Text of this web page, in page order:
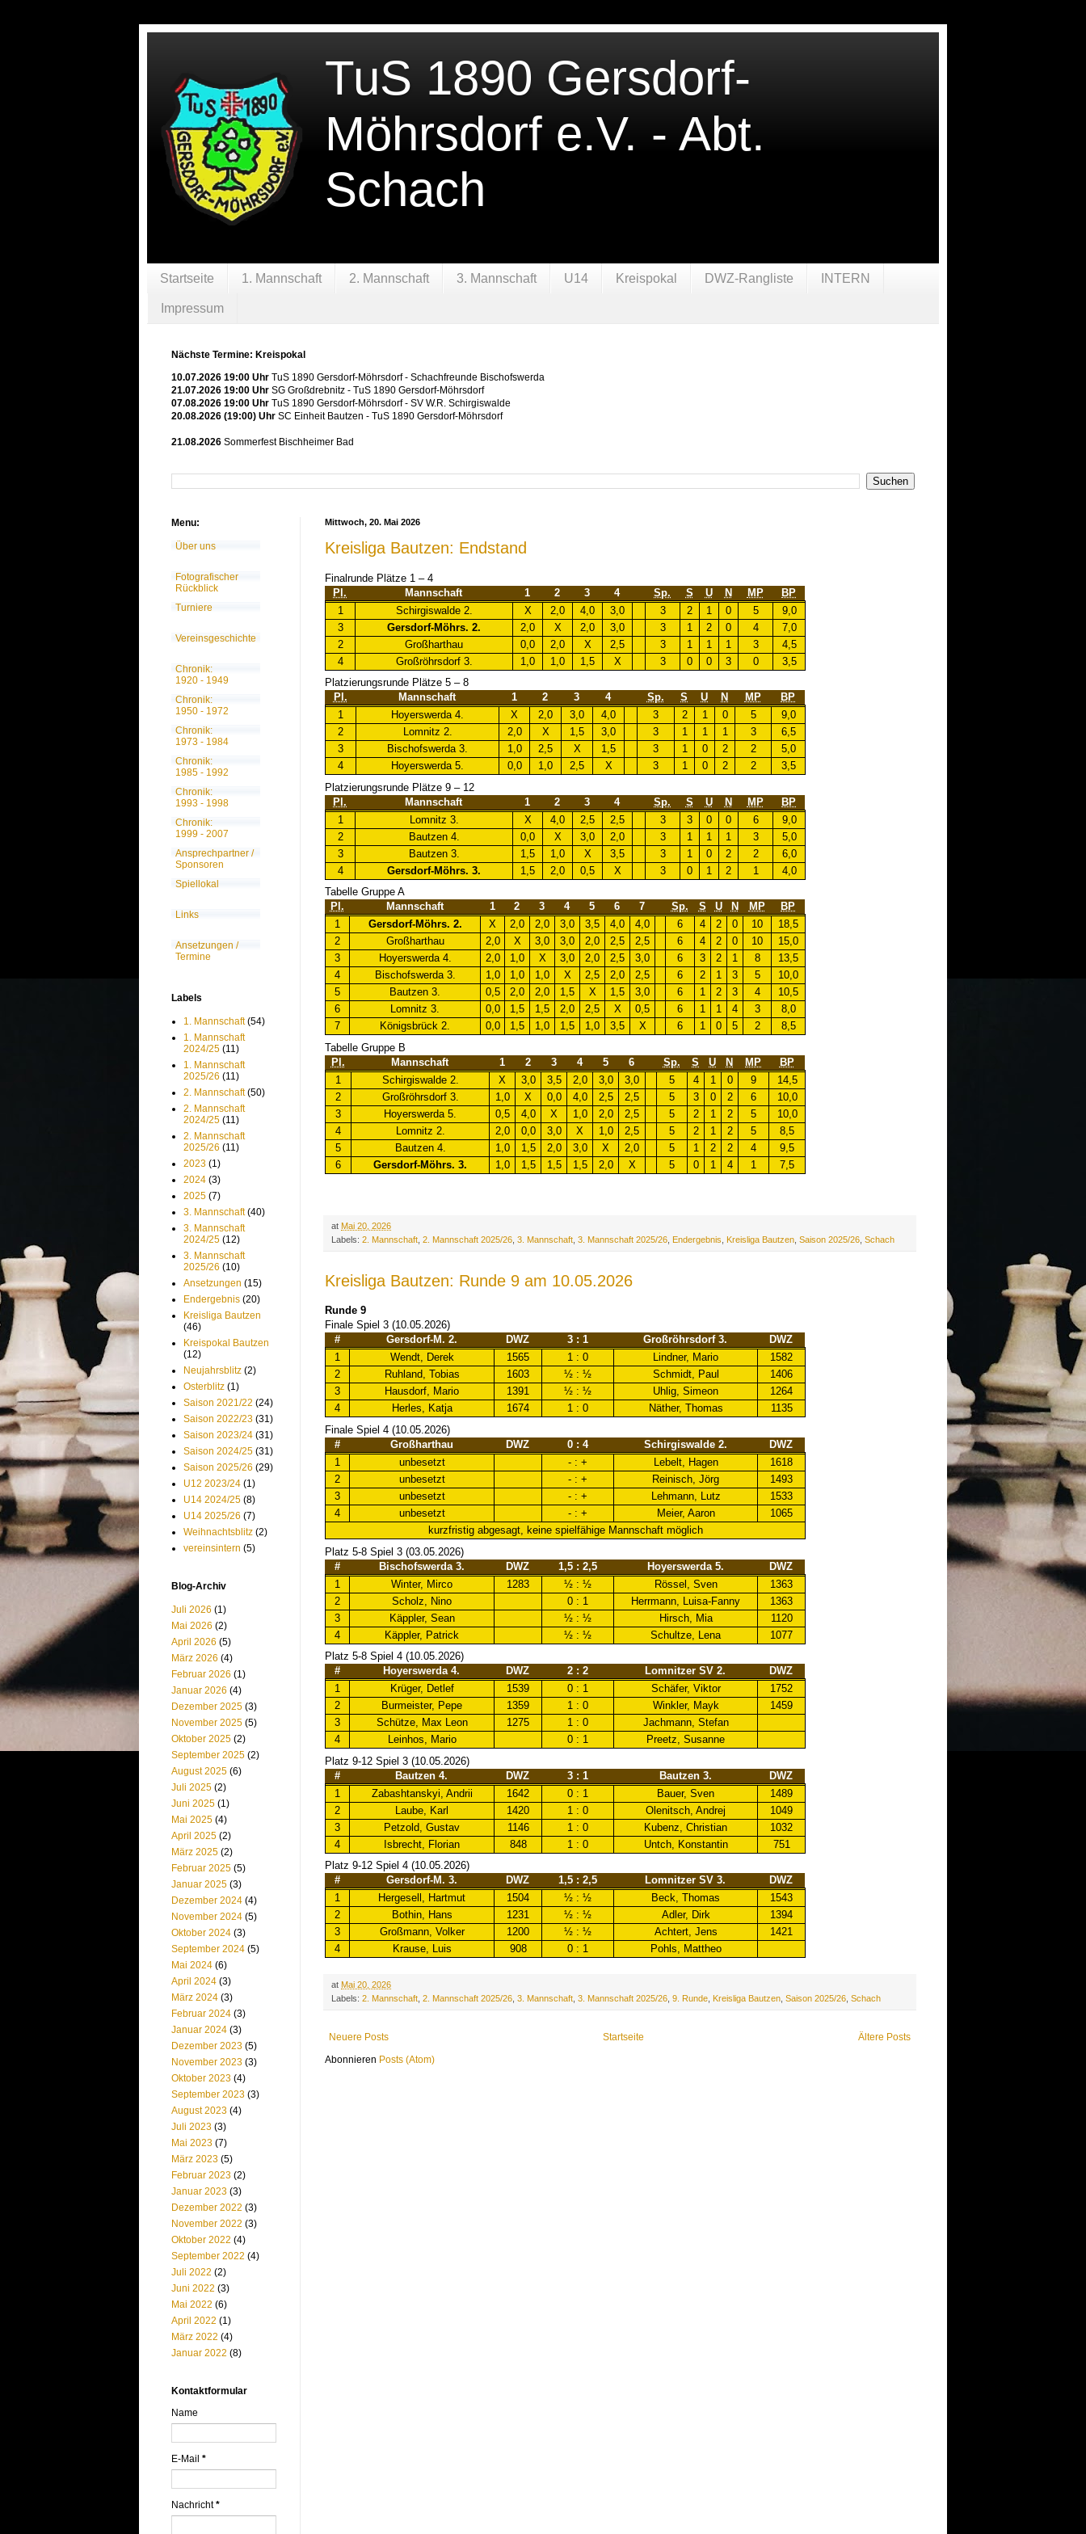
TuS 1890 Gersdorf-
Möhrsdorf e.V. - Abt.
Schach
Startseite 1. Mannschaft 2. Mannschaft 3. Mannschaft U14 Kreispokal DWZ-Rangliste INTERN
Impressum
Nächste Termine: Kreispokal
10.07.2026 19:00 Uhr TuS 1890 Gersdorf-Möhrsdorf - Schachfreunde Bischofswerda
21.07.2026 19:00 Uhr SG Großdrebnitz - TuS 1890 Gersdorf-Möhrsdorf
07.08.2026 19:00 Uhr TuS 1890 Gersdorf-Möhrsdorf - SV W.R. Schirgiswalde
20.08.2026 (19:00) Uhr SC Einheit Bautzen - TuS 1890 Gersdorf-Möhrsdorf
21.08.2026 Sommerfest Bischheimer Bad
Mittwoch, 20. Mai 2026
Kreisliga Bautzen: Endstand
Finalrunde Plätze 1 – 4
Pl.
Mannschaft 1 2 3 4 Sp. S U N MP
BP
1
Schirgiswalde 2. X 2,0 4,0 3,0 3 2 1 0 5
9,0
3
Gersdorf-Möhrs. 2. 2,0 X 2,0 3,0 3 1 2 0 4
7,0
2
Großharthau 0,0 2,0 X 2,5 3 1 1 1 3
4,5
4
Großröhrsdorf 3. 1,0 1,0 1,5 X 3 0 0 3 0
3,5
Platzierungsrunde Plätze 5 – 8
Pl.
Mannschaft 1 2 3 4 Sp. S U N MP
BP
1
Hoyerswerda 4. X 2,0 3,0 4,0 3 2 1 0 5
9,0
2
Lomnitz 2. 2,0 X 1,5 3,0 3 1 1 1 3
6,5
3
Bischofswerda 3. 1,0 2,5 X 1,5 3 1 0 2 2
5,0
4
Hoyerswerda 5. 0,0 1,0 2,5 X 3 1 0 2 2
3,5
Platzierungsrunde Plätze 9 – 12
Pl.
Mannschaft 1 2 3 4 Sp. S U N MP
BP
1
Lomnitz 3. X 4,0 2,5 2,5 3 3 0 0 6
9,0
2
Bautzen 4. 0,0 X 3,0 2,0 3 1 1 1 3
5,0
3
Bautzen 3. 1,5 1,0 X 3,5 3 1 0 2 2
6,0
4
Gersdorf-Möhrs. 3. 1,5 2,0 0,5 X 3 0 1 2 1
4,0
Tabelle Gruppe A
Pl.
Mannschaft 1 2 3 4 5 6 7 Sp. S U N MP
BP
1
Gersdorf-Möhrs. 2. X 2,0 2,0 3,0 3,5 4,0 4,0 6 4 2 0 10
18,5
2
Großharthau 2,0 X 3,0 3,0 2,0 2,5 2,5 6 4 2 0 10
15,0
3
Hoyerswerda 4. 2,0 1,0 X 3,0 2,0 2,5 3,0 6 3 2 1 8
13,5
4
Bischofswerda 3. 1,0 1,0 1,0 X 2,5 2,0 2,5 6 2 1 3 5
10,0
5
Bautzen 3. 0,5 2,0 2,0 1,5 X 1,5 3,0 6 1 2 3 4
10,5
6
Lomnitz 3. 0,0 1,5 1,5 2,0 2,5 X 0,5 6 1 1 4 3
8,0
7
Königsbrück 2. 0,0 1,5 1,0 1,5 1,0 3,5 X 6 1 0 5 2
8,5
Tabelle Gruppe B
Pl.
Mannschaft 1 2 3 4 5 6 Sp. S U N MP
BP
1
Schirgiswalde 2. X 3,0 3,5 2,0 3,0 3,0 5 4 1 0 9
14,5
2
Großröhrsdorf 3. 1,0 X 0,0 4,0 2,5 2,5 5 3 0 2 6
10,0
3
Hoyerswerda 5. 0,5 4,0 X 1,0 2,0 2,5 5 2 1 2 5
10,0
4
Lomnitz 2. 2,0 0,0 3,0 X 1,0 2,5 5 2 1 2 5
8,5
5
Bautzen 4. 1,0 1,5 2,0 3,0 X 2,0 5 1 2 2 4
9,5
6
Gersdorf-Möhrs. 3. 1,0 1,5 1,5 1,5 2,0 X 5 0 1 4 1 7,5
at Mai 20, 2026
Labels: 2. Mannschaft 2. Mannschaft 2025/26 3. Mannschaft 3. Mannschaft 2025/26 Endergebnis Kreisliga Bautzen Saison 2025/26 Schach
Kreisliga Bautzen: Runde 9 am 10.05.2026
Runde 9
Finale Spiel 3 (10.05.2026)
#
Gersdorf-M. 2. DWZ 3 : 1 Großröhrsdorf 3.
DWZ
1
Wendt, Derek 1565 1 : 0 Lindner, Mario
1582
2
Ruhland, Tobias 1603 ½ : ½ Schmidt, Paul
1406
3
Hausdorf, Mario 1391 ½ : ½ Uhlig, Simeon
1264
4
Herles, Katja 1674 1 : 0 Näther, Thomas
1135
Finale Spiel 4 (10.05.2026)
#
Großharthau DWZ 0 : 4 Schirgiswalde 2.
DWZ
1
unbesetzt - : + Lebelt, Hagen
1618
2
unbesetzt - : + Reinisch, Jörg
1493
3
unbesetzt - : + Lehmann, Lutz
1533
4
unbesetzt - : + Meier, Aaron
1065
kurzfristig abgesagt, keine spielfähige Mannschaft möglich
Platz 5-8 Spiel 3 (03.05.2026)
#
Bischofswerda 3. DWZ 1,5 : 2,5 Hoyerswerda 5.
DWZ
1
Winter, Mirco 1283 ½ : ½ Rössel, Sven
1363
2
Scholz, Nino 0 : 1 Herrmann, Luisa-Fanny
1363
3
Käppler, Sean ½ : ½ Hirsch, Mia
1120
4
Käppler, Patrick ½ : ½ Schultze, Lena
1077
Platz 5-8 Spiel 4 (10.05.2026)
#
Hoyerswerda 4. DWZ 2 : 2 Lomnitzer SV 2.
DWZ
1
Krüger, Detlef 1539 0 : 1 Schäfer, Viktor
1752
2
Burmeister, Pepe 1359 1 : 0 Winkler, Mayk
1459
3
Schütze, Max Leon 1275 1 : 0
Jachmann, Stefan
4
Leinhos, Mario 0 : 1
Preetz, Susanne
Platz 9-12 Spiel 3 (10.05.2026)
#
Bautzen 4. DWZ 3 : 1 Bautzen 3.
DWZ
1
Zabashtanskyi, Andrii 1642 0 : 1 Bauer, Sven
1489
2
Laube, Karl 1420 1 : 0 Olenitsch, Andrej
1049
3
Petzold, Gustav 1146 1 : 0 Kubenz, Christian
1032
4
Isbrecht, Florian 848 1 : 0 Untch, Konstantin
751
Platz 9-12 Spiel 4 (10.05.2026)
#
Gersdorf-M. 3. DWZ 1,5 : 2,5 Lomnitzer SV 3.
DWZ
1
Hergesell, Hartmut 1504 ½ : ½ Beck, Thomas
1543
2
Bothin, Hans 1231 ½ : ½ Adler, Dirk
1394
3
Großmann, Volker 1200 ½ : ½ Achtert, Jens
1421
4
Krause, Luis 908 0 : 1 Pohls, Mattheo
at Mai 20, 2026
Labels: 2. Mannschaft 2. Mannschaft 2025/26 3. Mannschaft 3. Mannschaft 2025/26 9. Runde Kreisliga Bautzen Saison 2025/26 Schach
Neuere Posts Ältere Posts
Startseite
Abonnieren Posts (Atom)
Menu:
Über uns
Fotografischer
Rückblick
Turniere
Vereinsgeschichte
Chronik:
1920 - 1949
Chronik:
1950 - 1972
Chronik:
1973 - 1984
Chronik:
1985 - 1992
Chronik:
1993 - 1998
Chronik:
1999 - 2007
Ansprechpartner /
Sponsoren
Spiellokal
Links
Ansetzungen /
Termine
Labels
1. Mannschaft (54)
1. Mannschaft
2024/25 (11)
1. Mannschaft
2025/26 (11)
2. Mannschaft (50)
2. Mannschaft
2024/25 (11)
2. Mannschaft
2025/26 (11)
2023 (1)
2024 (3)
2025 (7)
3. Mannschaft (40)
3. Mannschaft
2024/25 (12)
3. Mannschaft
2025/26 (10)
Ansetzungen (15)
Endergebnis (20)
Kreisliga Bautzen
(46)
Kreispokal Bautzen
(12)
Neujahrsblitz (2)
Osterblitz (1)
Saison 2021/22 (24)
Saison 2022/23 (31)
Saison 2023/24 (31)
Saison 2024/25 (31)
Saison 2025/26 (29)
U12 2023/24 (1)
U14 2024/25 (8)
U14 2025/26 (7)
Weihnachtsblitz (2)
vereinsintern (5)
Blog-Archiv
Juli 2026 (1)
Mai 2026 (2)
April 2026 (5)
März 2026 (4)
Februar 2026 (1)
Januar 2026 (4)
Dezember 2025 (3)
November 2025 (5)
Oktober 2025 (2)
September 2025 (2)
August 2025 (6)
Juli 2025 (2)
Juni 2025 (1)
Mai 2025 (4)
April 2025 (2)
März 2025 (2)
Februar 2025 (5)
Januar 2025 (3)
Dezember 2024 (4)
November 2024 (5)
Oktober 2024 (3)
September 2024 (5)
Mai 2024 (6)
April 2024 (3)
März 2024 (3)
Februar 2024 (3)
Januar 2024 (3)
Dezember 2023 (5)
November 2023 (3)
Oktober 2023 (4)
September 2023 (3)
August 2023 (4)
Juli 2023 (3)
Mai 2023 (7)
März 2023 (5)
Februar 2023 (2)
Januar 2023 (3)
Dezember 2022 (3)
November 2022 (3)
Oktober 2022 (4)
September 2022 (4)
Juli 2022 (2)
Juni 2022 (3)
Mai 2022 (6)
April 2022 (1)
März 2022 (4)
Januar 2022 (8)
Kontaktformular
Name
E-Mail *
Nachricht*